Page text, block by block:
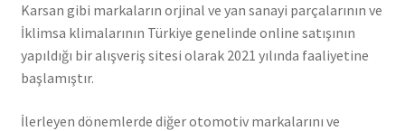
Karsan gibi markaların orjinal ve yan sanayi parçalarının ve
İklimsa klimalarının Türkiye genelinde online satışının
yapıldığı bir alışveriş sitesi olarak 2021 yılında faaliyetine
başlamıştır.
İlerleyen dönemlerde diğer otomotiv markalarını ve